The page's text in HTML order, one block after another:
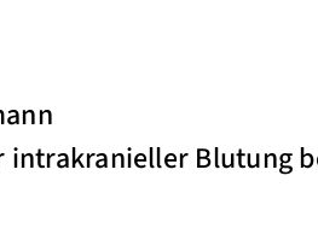
intrakranieller Blutung